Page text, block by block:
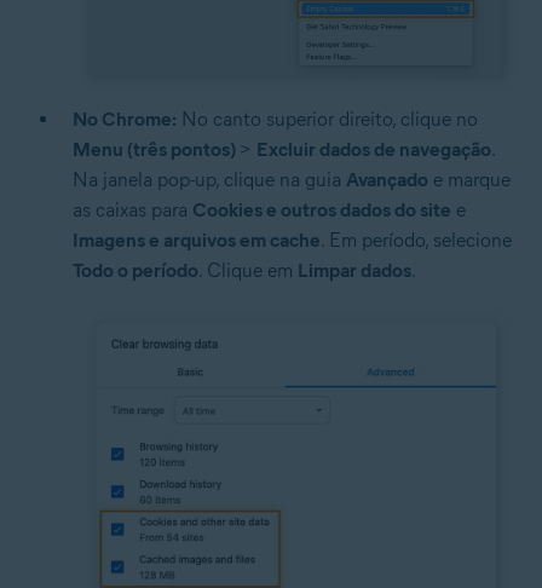
No Chrome: No canto superior direito, clique no
Menu (três pontos) > Excluir dados de navegação.
Na janela pop-up, clique na guia Avançado e marque
as caixas para Cookies e outros dados do site e
Imagens e arquivos em cache. Em período, selecione
Todo o período. Clique em Limpar dados.